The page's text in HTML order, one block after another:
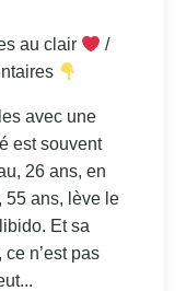
au clair
/
avec une
est souvent
26 ans, en
55 ans, lève le
Et sa
n’est pas